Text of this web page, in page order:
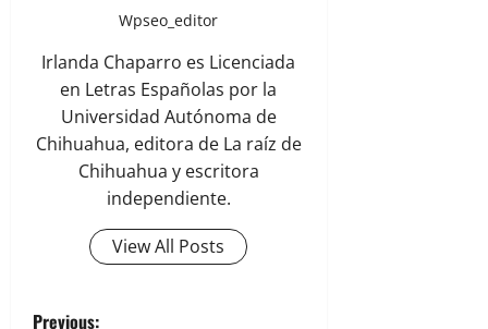
Wpseo_editor
Irlanda Chaparro es Licenciada
en Letras Españolas por la
Universidad Autónoma de
Chihuahua, editora de La raíz de
Chihuahua y escritora
independiente.
View All Posts
Previous: